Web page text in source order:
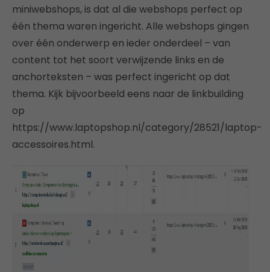
miniwebshops, is dat al die webshops perfect op
één thema waren ingericht. Alle webshops gingen
over één onderwerp en ieder onderdeel – van
content tot het soort verwijzende links en de
anchorteksten – was perfect ingericht op dat
thema. Kijk bijvoorbeeld eens naar de linkbuilding
op
https://www.laptopshop.nl/category/28521/laptop-
accessoires.html.